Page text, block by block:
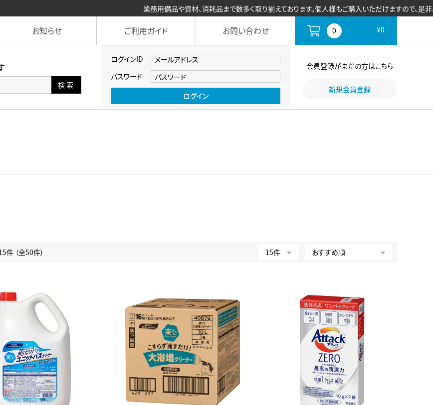
業務用備品や資材、消耗品まで数多く取り揃えております。個人様もご購入いただけますので、是非ご利用く
お知らせ ご利用ガイド お問い合わせ 0 ¥0
検索
ログインID
パスワード
ログイン
会員登録がまだの方はこちら
新規会員登録
件 （全50件）